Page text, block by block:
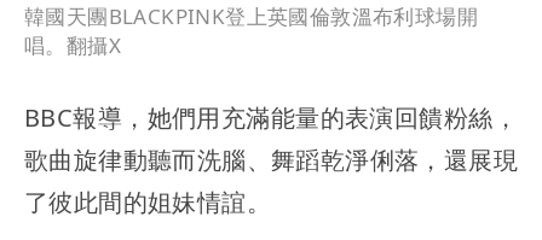
韓國天團BLACKPINK登上英國倫敦溫布利球場開
唱。翻攝X
BBC報導，她們用充滿能量的表演回饋粉絲，
歌曲旋律動聽而洗腦、舞蹈乾淨俐落，還展現
了彼此間的姐妹情誼。